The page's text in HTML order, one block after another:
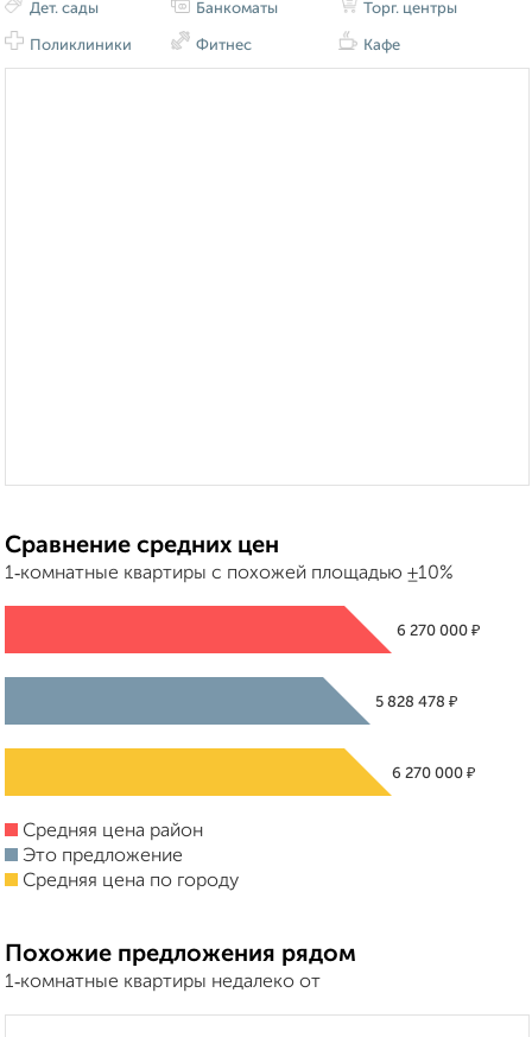
Дет. сады
Поликлиники
Банкоматы
Фитнес
Торг. центры
Кафе
Сравнение средних цен
1‑комнатные квартиры с похожей площадью ±10%
6 270 000 ₽
5 828 478₽
6 270 000 ₽
Средняя цена район
Это предложение
Средняя цена по городу
Похожие предложения рядом
1‑комнатные квартиры недалеко от